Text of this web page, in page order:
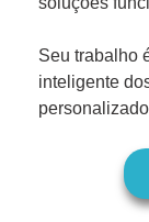
Seu trabalho
inteligente